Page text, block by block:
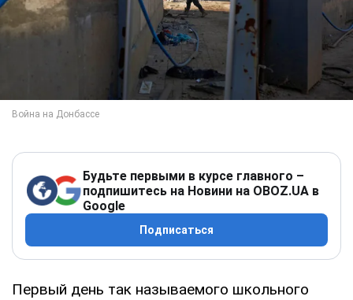
Будьте первыми в курсе главного –
подпишитесь на Новини на OBOZ.UA в
Google
Подписаться
Первый день так называемого школьного